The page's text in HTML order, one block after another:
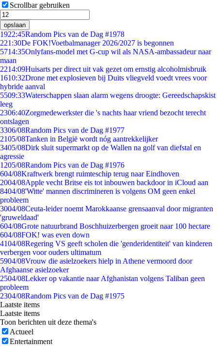
Scrollbar gebruiken
opslaan
1922:45Random Pics van de Dag #1978
221:30De FOK!Voetbalmanager 2026/2027 is begonnen
5714:35Onlyfans-model met G-cup wil als NASA-ambassadeur naar
maan
2214:09Huisarts per direct uit vak gezet om ernstig alcoholmisbruik
1610:32Drone met explosieven bij Duits vliegveld voedt vrees voor
hybride aanval
5509:33Waterschappen slaan alarm wegens droogte: Gereedschapskist
leeg
2306:40Zorgmedewerkster die 's nachts haar vriend bezocht terecht
ontslagen
3306/08Random Pics van de Dag #1977
2105/08Tanken in België wordt nóg aantrekkelijker
3405/08Dirk sluit supermarkt op de Wallen na golf van diefstal en
agressie
1205/08Random Pics van de Dag #1976
604/08Kraftwerk brengt ruimteschip terug naar Eindhoven
2004/08Apple vecht Britse eis tot inbouwen backdoor in iCloud aan
8404/08'Witte' mannen discrimineren is volgens OM geen enkel
probleem
3004/08Ceuta-leider noemt Marokkaanse grensaanval door migranten
'gruweldaad'
604/08Grote natuurbrand Boschhuizerbergen groeit naar 100 hectare
604/08FOK! was even down
4104/08Regering VS geeft scholen die 'genderidentiteit' van kinderen
verbergen voor ouders ultimatum
5904/08Vrouw die asielzoekers hielp in Athene vermoord door
Afghaanse asielzoeker
2504/08Lekker op vakantie naar Afghanistan volgens Taliban geen
probleem
2304/08Random Pics van de Dag #1975
Laatste items
Laatste items
Toon berichten uit deze thema's
Actueel
Entertainment